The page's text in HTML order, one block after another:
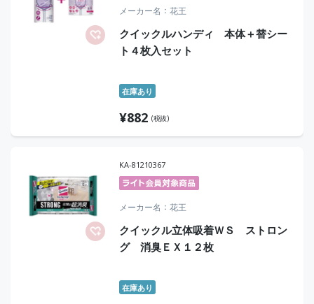
メーカー名 花王
クイックルハンディ 本体＋替シー
ト４枚入セット
在庫あり
¥882 (税抜)
KA-81210367
メーカー名 花王
クイックル立体吸着ＷＳ ストロン
グ 消臭ＥＸ１２枚
在庫あり